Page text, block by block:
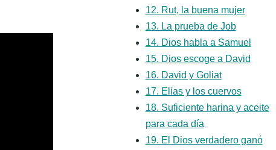
12. Rut, la buena mujer
13. La prueba de Job
14. Dios habla a Samuel
15. Dios escoge a David
16. David y Goliat
17. Elías y los cuervos
18. Suficiente harina y aceite
para cada día
19. El Dios verdadero ganó